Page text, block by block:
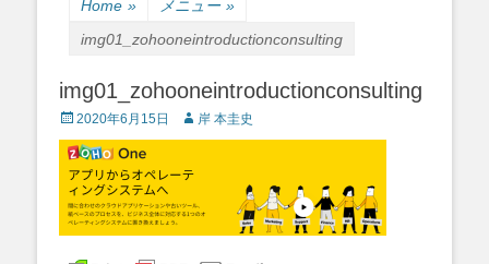
Home » メニュー »
img01_zohooneintroductionconsulting
img01_zohooneintroductionconsulting
Posted
on
2020年6月15日 Author
岸 本圭史